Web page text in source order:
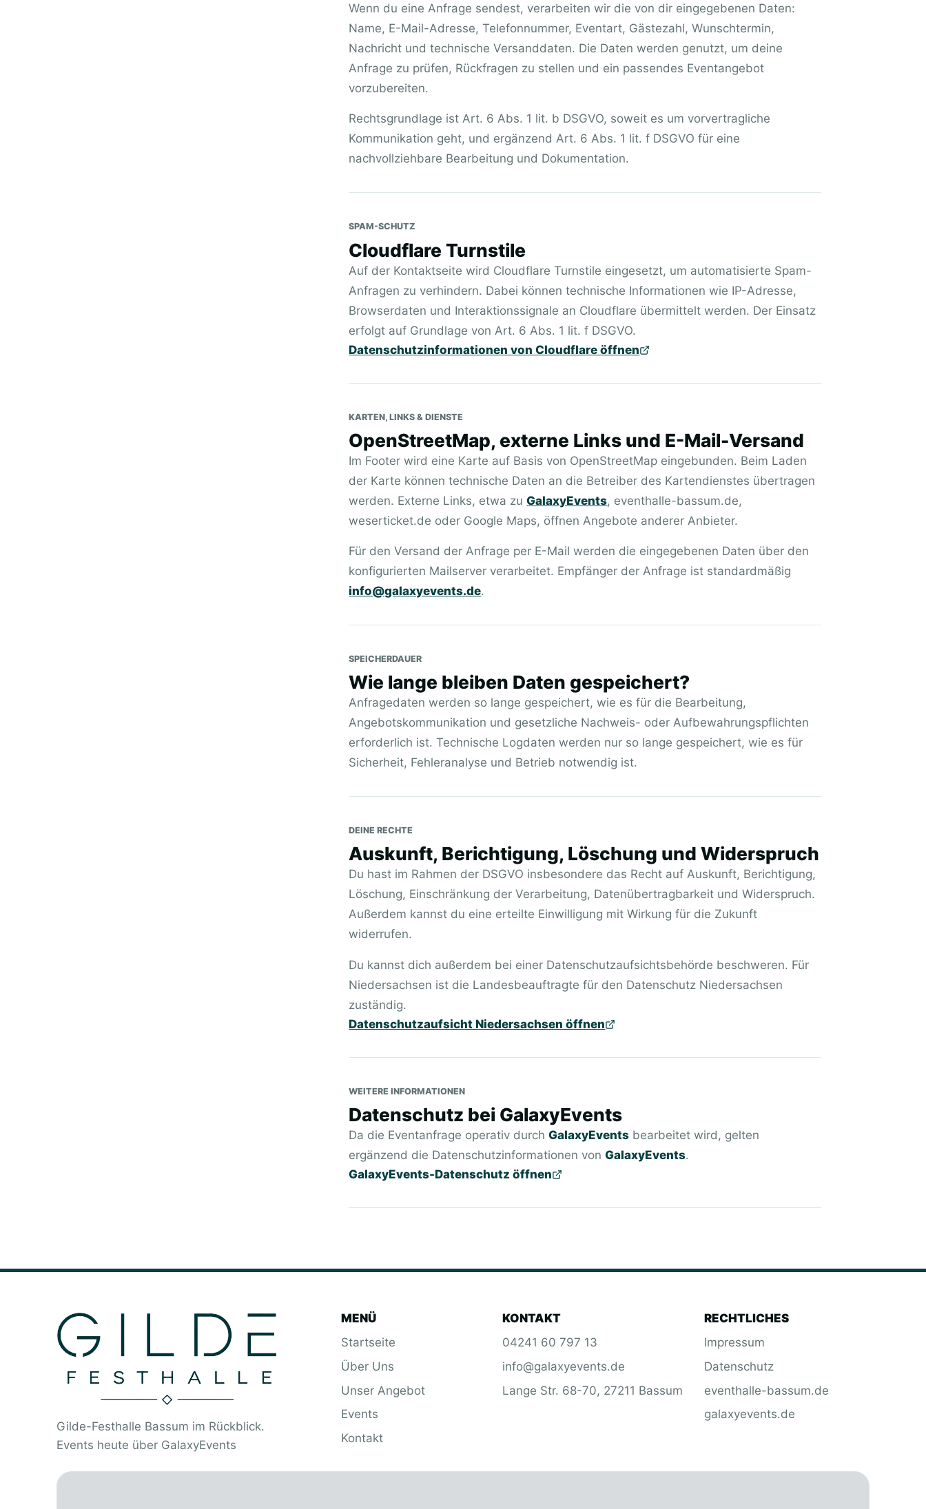
Wenn du eine Anfrage sendest, verarbeiten wir die von dir eingegebenen Daten:
Name, E-Mail-Adresse, Telefonnummer, Eventart, Gästezahl, Wunschtermin,
Nachricht und technische Versanddaten. Die Daten werden genutzt, um deine
Anfrage zu prüfen, Rückfragen zu stellen und ein passendes Eventangebot
vorzubereiten.
Rechtsgrundlage ist Art. 6 Abs. 1 lit. b DSGVO, soweit es um vorvertragliche
Kommunikation geht, und ergänzend Art. 6 Abs. 1 lit. f DSGVO für eine
nachvollziehbare Bearbeitung und Dokumentation.
SPAM-SCHUTZ
Cloudflare Turnstile
Auf der Kontaktseite wird Cloudflare Turnstile eingesetzt, um automatisierte Spam-
Anfragen zu verhindern. Dabei können technische Informationen wie IP-Adresse,
Browserdaten und Interaktionssignale an Cloudflare übermittelt werden. Der Einsatz
erfolgt auf Grundlage von Art. 6 Abs. 1 lit. f DSGVO.
Datenschutzinformationen von Cloudflare öffnen
KARTEN, LINKS & DIENSTE
OpenStreetMap, externe Links und E-Mail-Versand
Im Footer wird eine Karte auf Basis von OpenStreetMap eingebunden. Beim Laden
der Karte können technische Daten an die Betreiber des Kartendienstes übertragen
werden. Externe Links, etwa zuGalaxyEvents, eventhalle-bassum.de,
weserticket.de oder Google Maps, öffnen Angebote anderer Anbieter.
Für den Versand der Anfrage per E-Mail werden die eingegebenen Daten über den
konfigurierten Mailserver verarbeitet. Empfänger der Anfrage ist standardmäßig
info@galaxyevents.de.
SPEICHERDAUER
Wie lange bleiben Daten gespeichert?
Anfragedaten werden so lange gespeichert, wie es für die Bearbeitung,
Angebotskommunikation und gesetzliche Nachweis- oder Aufbewahrungspflichten
erforderlich ist. Technische Logdaten werden nur so lange gespeichert, wie es für
Sicherheit, Fehleranalyse und Betrieb notwendig ist.
DEINE RECHTE
Auskunft, Berichtigung, Löschung und Widerspruch
Du hast im Rahmen der DSGVO insbesondere das Recht auf Auskunft, Berichtigung,
Löschung, Einschränkung der Verarbeitung, Datenübertragbarkeit und Widerspruch.
Außerdem kannst du eine erteilte Einwilligung mit Wirkung für die Zukunft
widerrufen.
Du kannst dich außerdem bei einer Datenschutzaufsichtsbehörde beschweren. Für
Niedersachsen ist die Landesbeauftragte für den Datenschutz Niedersachsen
zuständig.
Datenschutzaufsicht Niedersachsen öffnen
WEITERE INFORMATIONEN
Datenschutz bei GalaxyEvents
Da die Eventanfrage operativ durchGalaxyEvents bearbeitet wird, gelten
ergänzend die Datenschutzinformationen vonGalaxyEvents.
GalaxyEvents-Datenschutz öffnen
Gilde-Festhalle Bassum im Rückblick.
Events heute über GalaxyEvents
MENÜ
Startseite
Über Uns
Unser Angebot
Events
Kontakt
KONTAKT
04241 60 797 13
info@galaxyevents.de
Lange Str. 68-70, 27211 Bassum
RECHTLICHES
Impressum
Datenschutz
eventhalle-bassum.de
galaxyevents.de